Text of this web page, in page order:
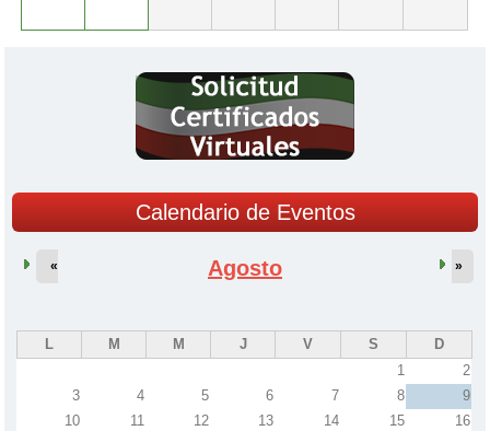
Calendario de Eventos
Agosto
« »
L M M J V S
D
1
2
3
4 5 6 7 8
9
10
11 12 13 14 15
16